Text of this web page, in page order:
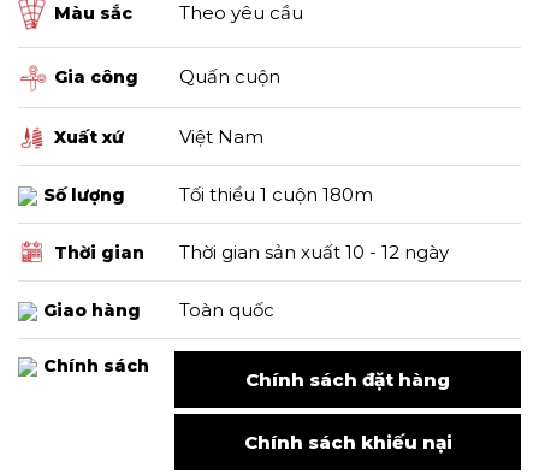
Màu sắc Theo yêu cầu
Gia công Quấn cuộn
Xuất xứ Việt Nam
Số lượng Tối thiểu 1 cuộn 180m
Thời gian Thời gian sản xuất 10 - 12 ngày
Giao hàng Toàn quốc
Chính sách
Chính sách đặt hàng
Chính sách khiếu nại